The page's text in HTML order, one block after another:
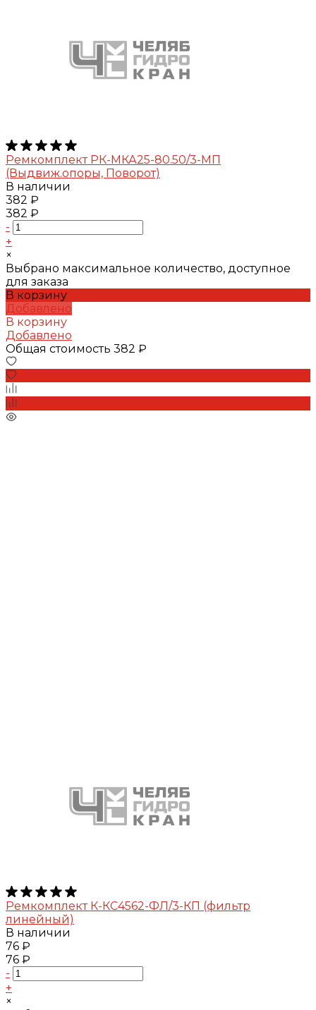
Ремкомплект РК-МКА25-80.50/3-МП
(Выдвиж.опоры, Поворот)
В наличии
382 ₽
382 ₽
-
+
×
Выбрано максимальное количество, доступное
для заказа
В корзину
Добавлено
В корзину
Добавлено
Общая стоимость 382 ₽
Ремкомплект К-КС4562-ФЛ/3-КП (фильтр
линейный)
В наличии
76 ₽
76 ₽
-
+
×